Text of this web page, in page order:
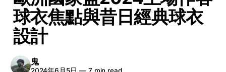
球衣焦點與昔日經典球衣
設計
鬼
2024年6月5日 —7 min read